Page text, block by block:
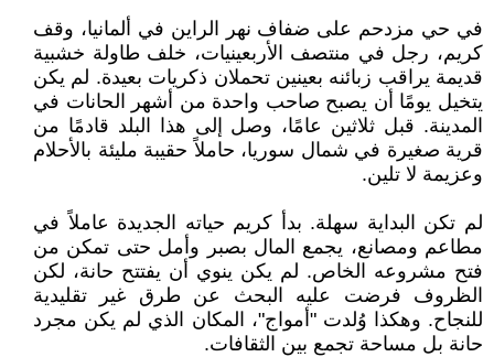
في حي مزدحم على ضفاف نهر الراين في ألمانيا، وقف
كريم، رجل في منتصف الأربعينيات، خلف طاولة خشبية
قديمة يراقب زبائنه بعينين تحملان ذكريات بعيدة. لم يكن
يتخيل يومًا أن يصبح صاحب واحدة من أشهر الحانات في
المدينة. قبل ثلاثين عامًا، وصل إلى هذا البلد قادمًا من
قرية صغيرة في شمال سوريا، حاملاً حقيبة مليئة بالأحلام
وعزيمة لا تلين.
لم تكن البداية سهلة. بدأ كريم حياته الجديدة عاملاً في
مطاعم ومصانع، يجمع المال بصبر وأمل حتى تمكن من
فتح مشروعه الخاص. لم يكن ينوي أن يفتتح حانة، لكن
الظروف فرضت عليه البحث عن طرق غير تقليدية
للنجاح. وهكذا وُلدت "أمواج"، المكان الذي لم يكن مجرد
حانة بل مساحة تجمع بين الثقافات.